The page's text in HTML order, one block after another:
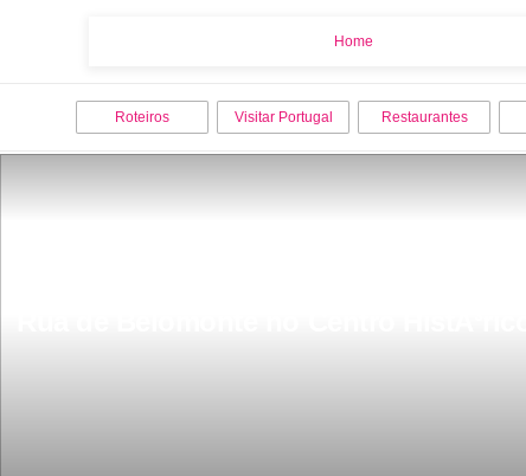
Home
Roteiros Visitar Portugal Restaurantes